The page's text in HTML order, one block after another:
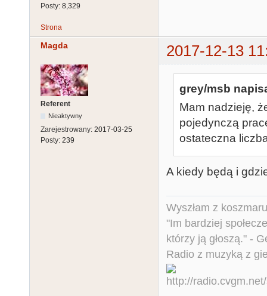
Posty: 8,329
Strona
Magda 2017-12-13
Referent
Nieaktywny
Zarejestrowany: 2017-03-25
Posty: 239
grey/msb
Mam nadzieję,
pojedynczą
ostateczna
A kiedy będą i
Wyszłam z
"Im bardziej
którzy ją głoszą." -
Radio z muzyką z